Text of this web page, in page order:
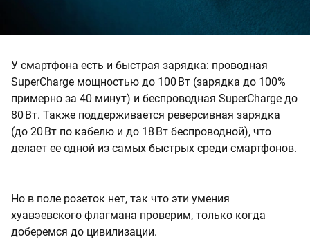
У смартфона есть и быстрая зарядка: проводная
SuperCharge мощностью до 100 Вт (зарядка до 100%
примерно за 40 минут) и беспроводная SuperCharge до
80 Вт. Также поддерживается реверсивная зарядка
(до 20 Вт по кабелю и до 18 Вт беспроводной), что
делает ее одной из самых быстрых среди смартфонов.
Но в поле розеток нет, так что эти умения
хуавэевского флагмана проверим, только когда
доберемся до цивилизации.